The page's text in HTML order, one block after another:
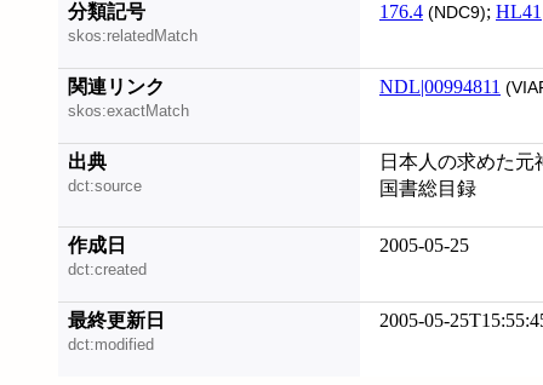
分類記号
skos:relatedMatch
176.4 (NDC9); HL41
関連リンク
skos:exactMatch
NDL|00994811
出典
dct:source
日本人の求めた元
国書総目録
作成日
dct:created
2005-05-25
最終更新日
dct:modified
2005-05-